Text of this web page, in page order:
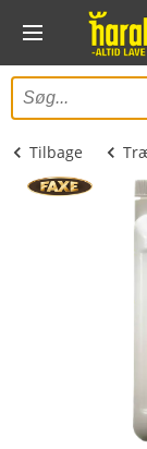
Tilbage